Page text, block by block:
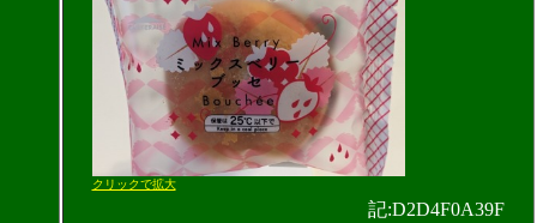
クリックで拡大
記:D2D4F0A39F